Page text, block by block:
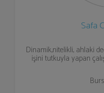
Safa
Dinamik,nitelikli, ahlaki
işini tutkuyla yapan